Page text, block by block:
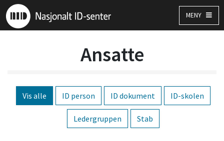
MENY
Ansatte
Vis alle ID person ID dokument ID-skolen
Ledergruppen Stab